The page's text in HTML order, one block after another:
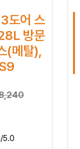
도어 스
방문
(메탈),
5.0